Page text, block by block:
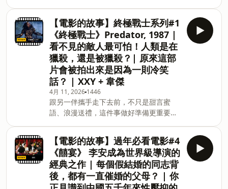
https://xxymovie.firstory.io/join留言告
訴我你對這一集的想法：
https://open.firstory.me/user/c
立即到位！ https://fstry.pse.is/9ede8g
—— 以上為 Firstory Podcast 廣告 ——
吉時保： https://fstry.pse.is/9ep3mq
免指定車牌、車型，用車前1小時投保，
手機投保5分鐘新安東京海上產險｜0800-
369-168｜104台北市中山區南京東路三
段130號8-13樓 —— 以上為 Firstory
Podcast 廣告 —— 加入會員，支持節
目： https://xxymovie.firstory.io/join 留
言告訴我你對這一集的想法： 【電影的故
帶雨林搬到洛杉磯都市叢林 沒了阿諾的票
房保證，所以炸了？
【電影的故事】終極戰士系列#1
《終極戰士》Predator, 1987 |
看不見的敵人最可怕！人類是在
獵殺，還是被獵殺？| 原來這部
片會被拍出來是因為一則冷笑
話？ | XXY + 韋傑
4月 11, 2026 1446
跟另一伴攜手走下去前，不只是甜言蜜
語、浪漫送禮，這件事做好準備更重要！
和承諾。別讓對健康的傷害變成愛情的阻
礙，為彼此主動做好HPV預防才能說是
「真愛」。立即諮詢醫師，展現你對愛的
承諾。男女1+1 主動防禦HPV(人類乳突病
毒) https://fstry.pse.is/9ep3um —— 以
【電影的故事】過年必看電影#4
《囍宴》 李安成為世界級導演的
經典之作 | 每個假結婚的同志背
後，都有一直催婚的父母？ | 你